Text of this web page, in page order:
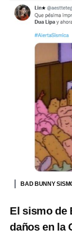
BAD BUNNY
El sismo de
daños en la